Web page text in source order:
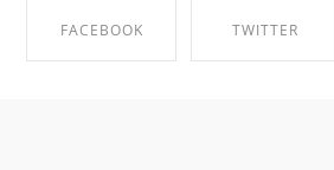
FACEBOOK TWITTER